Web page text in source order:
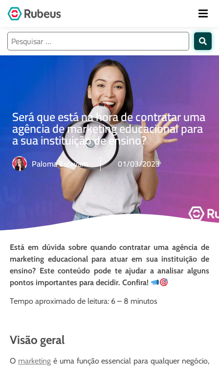
Será que está na hora de contratar uma
agência de marketing educacional para
a sua instituição de ensino?
Paloma Estevam 01/03/2023
Está em dúvida sobre quando contratar uma agência de
marketing educacional para atuar em sua instituição de
ensino? Este conteúdo pode te ajudar a analisar alguns
pontos importantes para decidir. Confira!
Tempo aproximado de leitura: 6 – 8 minutos
Visão geral
O marketingé uma função essencial para qualquer negócio,